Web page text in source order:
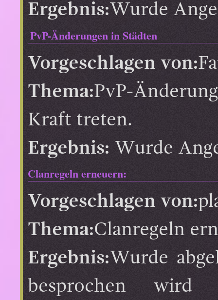
Ergebnis:Wurde
PvP-Änderungen in Städten
Vorgeschlagen von:
Thema:PvP-
Kraft treten.
Ergebnis: Wurde
Clanregeln erneuern:
Vorgeschlagen von:
Thema:Clanregeln
Ergebnis:Wurde
besprochen